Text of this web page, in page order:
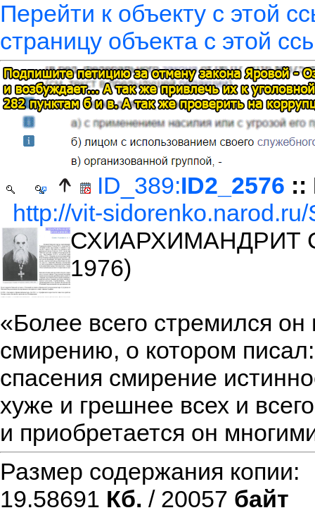
Перейти к объекту с этой
страницу объекта с этой
ID_389:ID2_2576 ::
http://vit-
СХИАРХИМАНДРИТ
1976)
«Более всего стремился
смирению, о котором
спасения смирение
хуже и грешнее всех и
и приобретается он
Размер содержания
19.58691 Кб. / 20057 байт